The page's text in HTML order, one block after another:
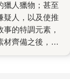
獵人獵物；甚至
疑人，以及使推
的特調元素，
材齊備之後，要